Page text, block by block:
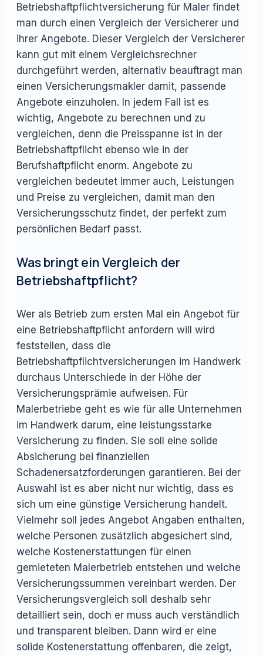
Betriebshaftpflichtversicherung für Maler findet
man durch einen Vergleich der Versicherer und
ihrer Angebote. Dieser Vergleich der Versicherer
kann gut mit einem Vergleichsrechner
durchgeführt werden, alternativ beauftragt man
einen Versicherungsmakler damit, passende
Angebote einzuholen. In jedem Fall ist es
wichtig, Angebote zu berechnen und zu
vergleichen, denn die Preisspanne ist in der
Betriebshaftpflicht ebenso wie in der
Berufshaftpflicht enorm. Angebote zu
vergleichen bedeutet immer auch, Leistungen
und Preise zu vergleichen, damit man den
Versicherungsschutz findet, der perfekt zum
persönlichen Bedarf passt.
Was bringt ein Vergleich der
Betriebshaftpflicht?
Wer als Betrieb zum ersten Mal ein Angebot für
eine Betriebshaftpflicht anfordern will wird
feststellen, dass die
Betriebshaftpflichtversicherungen im Handwerk
durchaus Unterschiede in der Höhe der
Versicherungsprämie aufweisen. Für
Malerbetriebe geht es wie für alle Unternehmen
im Handwerk darum, eine leistungsstarke
Versicherung zu finden. Sie soll eine solide
Absicherung bei finanziellen
Schadenersatzforderungen garantieren. Bei der
Auswahl ist es aber nicht nur wichtig, dass es
sich um eine günstige Versicherung handelt.
Vielmehr soll jedes Angebot Angaben enthalten,
welche Personen zusätzlich abgesichert sind,
welche Kostenerstattungen für einen
gemieteten Malerbetrieb entstehen und welche
Versicherungssummen vereinbart werden. Der
Versicherungsvergleich soll deshalb sehr
detailliert sein, doch er muss auch verständlich
und transparent bleiben. Dann wird er eine
solide Kostenerstattung offenbaren, die zeigt,